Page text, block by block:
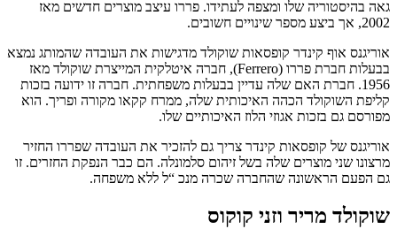
גאה בהיסטוריה שלו ומצפה לעתידו. פררו עיצב מוצרים חדשים מאז
2002, אך ביצע מספר שינויים חשובים.
אוריגנס אוף קינדר קופסאות שוקולד מדגישות את העובדה שהמותג נמצא
בבעלות חברת פררו (Ferrero), חברה איטלקית המייצרת שוקולד מאז
1956. חברת האם שלה עדיין בבעלות משפחתית. חברה זו ידועה בזכות
קליפת השוקולד הכהה האיכותית שלה, ממרח קקאו מקורה ופריך. הוא
מפורסם גם בזכות אגוזי הלוז האיכותיים שלו.
אוריגנס של קופסאות קינדר צריך גם להזכיר את העובדה שפררו החזיר
מרצונו שני מוצרים שלה בשל זיהום סלמונלה. הם כבר הנפקת החזרים. זו
גם הפעם הראשונה שהחברה שכרה מנכ “ל ללא משפחה.
שוקולד מריר וזני קוקוס